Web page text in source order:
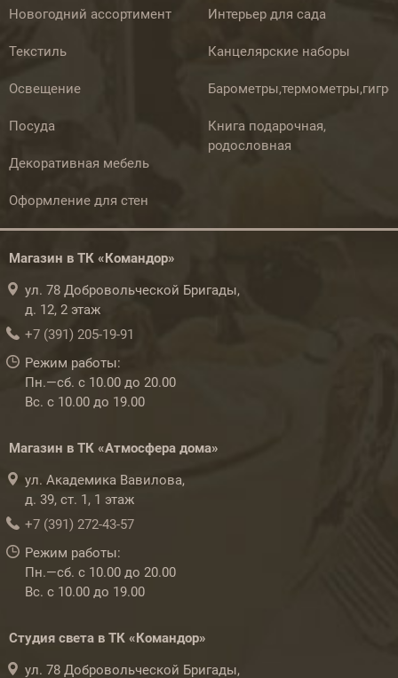
Новогодний ассортимент
Текстиль
Освещение
Посуда
Декоративная мебель
Оформление для стен
Интерьер для сада
Канцелярские наборы
Книга подарочная,
родословная
Магазин в ТК «Командор»
ул. 78 Добровольческой Бригады,
д. 12, 2 этаж
+7 (391) 205-19-91
Режим работы:
Пн.—сб. с 10.00 до 20.00
Вс. с 10.00 до 19.00
Магазин в ТК «Атмосфера дома»
ул. Академика Вавилова,
д. 39, ст. 1, 1 этаж
+7 (391) 272-43-57
Режим работы:
Пн.—сб. с 10.00 до 20.00
Вс. с 10.00 до 19.00
Студия света в ТК «Командор»
ул. 78 Добровольческой Бригады,